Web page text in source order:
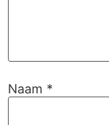
Naam *